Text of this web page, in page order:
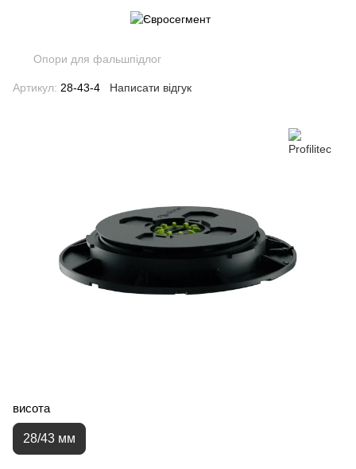
Опори для фальшпідлог
Артикул: 28-43-4 Написати відгук
висота
28/43 мм